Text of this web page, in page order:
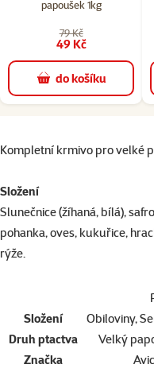
papoušek 1kg
79 Kč
49 Kč
do košíku
Kompletní krmivo pro velké
Složení
Slunečnice (žíhaná, bílá),
pohanka, oves, kukuřice,
rýže.
Složení
Obiloviny,
Druh ptactva
Velký
Značka